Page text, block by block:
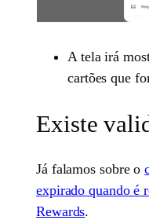
A tela irá
cartões que
Existe
Já falamos sobre o
expirado quando é
Rewards.